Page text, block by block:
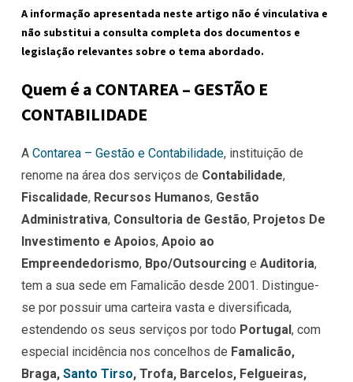
A informação apresentada neste artigo não é vinculativa e
não substitui a consulta completa dos documentos e
legislação relevantes sobre o tema abordado.
Quem é a CONTAREA – GESTÃO E
CONTABILIDADE
A Contarea – Gestão e Contabilidade, instituição de
renome na área dos serviços de Contabilidade,
Fiscalidade, Recursos Humanos, Gestão
Administrativa, Consultoria de Gestão, Projetos De
Investimento e Apoios, Apoio ao
Empreendedorismo, Bpo/Outsourcing e Auditoria,
tem a sua sede em Famalicão desde 2001. Distingue-
se por possuir uma carteira vasta e diversificada,
estendendo os seus serviços por todo Portugal, com
especial incidência nos concelhos de Famalicão,
Braga, Santo Tirso, Trofa, Barcelos, Felgueiras,